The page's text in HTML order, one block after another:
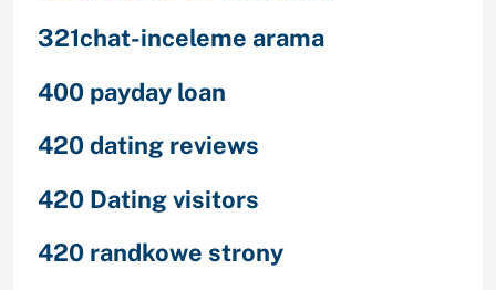
321chat-inceleme arama
400 payday loan
420 dating reviews
420 Dating visitors
420 randkowe strony